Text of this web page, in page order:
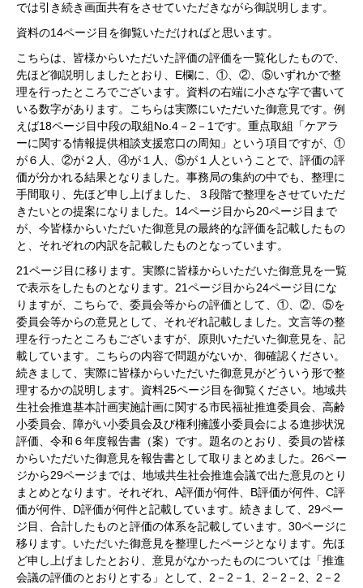
では引き続き画面共有をさせていただきながら御説明します。
資料の14ページ目を御覧いただければと思います。
こちらは、皆様からいただいた評価の評価を一覧化したもので、
先ほど御説明しましたとおり、E欄に、①、②、⑤いずれかで整
理を行ったところでございます。資料の右端に小さな字で書いて
いる数字があります。こちらは実際にいただいた御意見です。例
えば18ページ目中段の取組No.4－2－1です。重点取組「ケアラ
ーに関する情報提供相談支援窓口の周知」という項目ですが、①
が６人、②が２人、④が１人、⑤が１人ということで、評価の評
価が分かれる結果となりました。事務局の集約の中でも、整理に
手間取り、先ほど申し上げました、３段階で整理をさせていただ
きたいとの提案になりました。14ページ目から20ページ目まで
が、今皆様からいただいた御意見の最終的な評価を記載したもの
と、それぞれの内訳を記載したものとなっています。
21ページ目に移ります。実際に皆様からいただいた御意見を一覧
で表示をしたものとなります。21ページ目から24ページ目にな
りますが、こちらで、委員会等からの評価として、①、②、⑤を
委員会等からの意見として、それぞれ記載しました。文言等の整
理を行ったところもございますが、原則いただいた御意見を、記
載しています。こちらの内容で問題がないか、御確認ください。
続きまして、実際に皆様からいただいた御意見がどういう形で整
理するかの説明します。資料25ページ目を御覧ください。地域共
生社会推進基本計画実施計画に関する市民福祉推進委員会、高齢
小委員会、障がい小委員会及び権利擁護小委員会による進捗状況
評価、令和６年度報告書（案）です。題名のとおり、委員の皆様
からいただいた御意見を報告書として取りまとめました。26ペー
ジから29ページまでは、地域共生社会推進会議で出た意見のとり
まとめとなります。それぞれ、A評価が何件、B評価が何件、C評
価が何件、D評価が何件と記載しています。続きまして、29ペー
ジ目、合計したものと評価の体系を記載しています。30ページに
移ります。いただいた御意見を整理したページとなります。先ほ
ど申し上げましたとおり、意見がなかったものについては「推進
会議の評価のとおりとする」として、2－2－1、2－2－2、2－2